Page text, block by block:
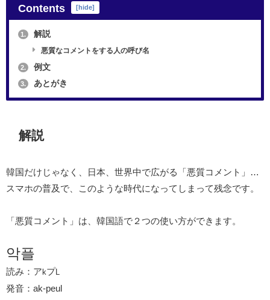
Contents [hide]
1. 解説
悪質なコメントをする人の呼び名
2. 例文
3. あとがき
解説
韓国だけじゃなく、日本、世界中で広がる「悪質コメント」…
スマホの普及で、このような時代になってしまって残念です。
「悪質コメント」は、韓国語で２つの使い方ができます。
악플
読み：ア kプ
発音：ak-peul